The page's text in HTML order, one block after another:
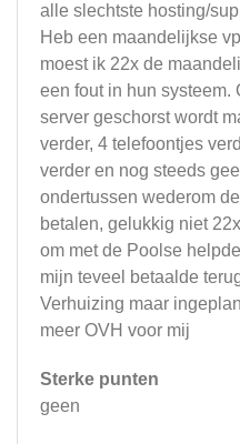
alle slechtste hosting/
Heb een maandelijkse
moest ik 22x de
een fout in hun systeem.
server geschorst wordt
verder, 4 telefoontjes
verder en nog steeds
ondertussen wederom
betalen, gelukkig niet
om met de Poolse
mijn teveel betaalde
Verhuizing maar
meer OVH voor mij
Sterke punten
geen